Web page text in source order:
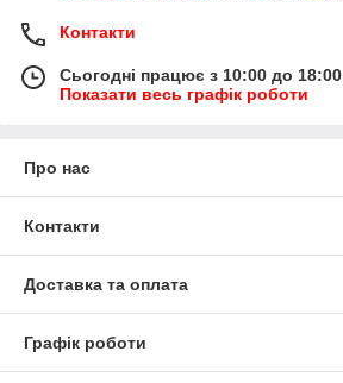
Контакти
Сьогодні працює з 10:00 до 18:00
Показати весь графік роботи
Про нас
Контакти
Доставка та оплата
Графік роботи